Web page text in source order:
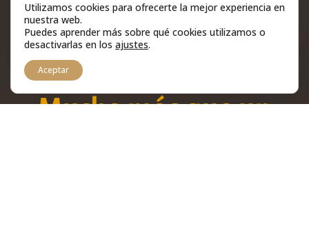
EXPERIENCIAS VISTAS REALES
Mucho más que un
Utilizamos cookies para ofrecerte la mejor experiencia en
nuestra web.
Puedes aprender más sobre qué cookies utilizamos o
desactivarlas en los ajustes.
Aceptar